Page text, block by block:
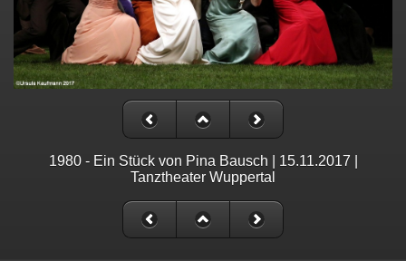
1980 - Ein Stück von Pina Bausch | 15.11.2017 |
Tanztheater Wuppertal